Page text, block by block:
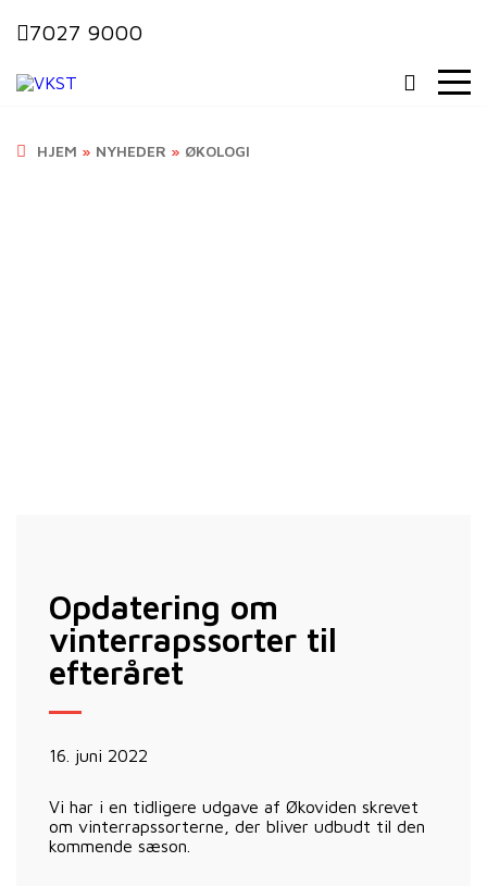
7027 9000
HJEM » NYHEDER » ØKOLOGI
Opdatering om
vinterrapssorter til
efteråret
16. juni 2022
Vi har i en tidligere udgave af Økoviden skrevet
om vinterrapssorterne, der bliver udbudt til den
kommende sæson.